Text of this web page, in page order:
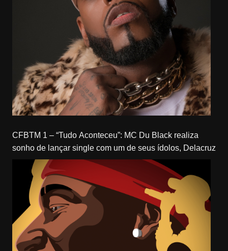
CFBTM 1 – “Tudo Aconteceu”: MC Du Black realiza
sonho de lançar single com um de seus ídolos, Delacruz